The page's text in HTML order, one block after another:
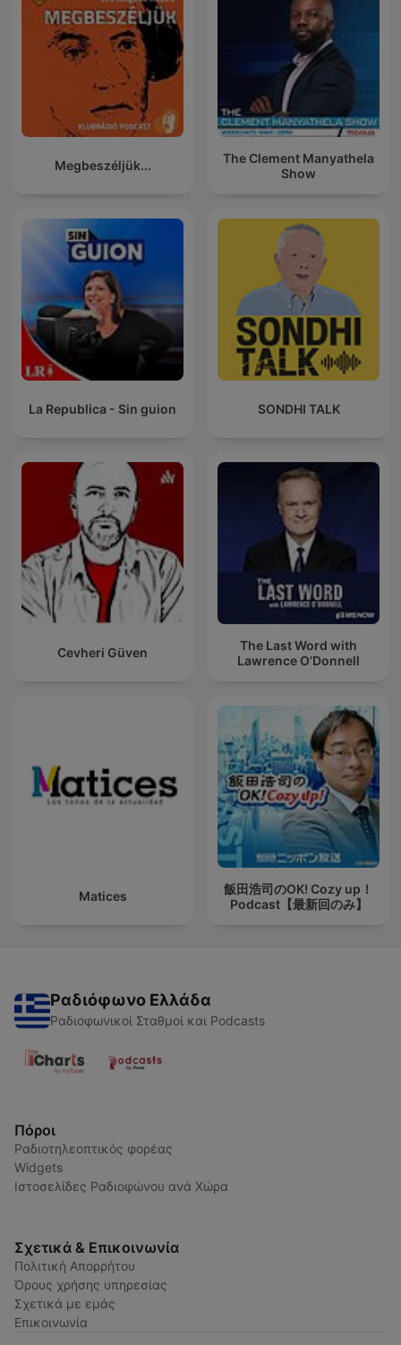
Megbeszéljük...
The Clement Manyathela
Show
La Republica - Sin guion SONDHI TALK
Cevheri Güven
The Last Word with
Lawrence O’Donnell
Matices
飯田浩司のOK! Cozy up！
Podcast【最新回のみ】
Ραδιόφωνο Ελλάδα
Ραδιοφωνικοί Σταθμοί και Podcasts
Πόροι
Ραδιοτηλεοπτικός φορέας
Widgets
Ιστοσελίδες Ραδιοφώνου ανά Χώρα
Σχετικά & Επικοινωνία
Πολιτική Απορρήτου
Όρους χρήσης υπηρεσίας
Σχετικά με εμάς
Επικοινωνία